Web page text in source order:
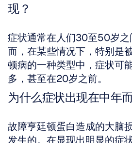
现？
症状通常在人们30至50岁之
而，在某些情况下，特别是
顿病的一种类型中，症状可
多，甚至在20岁之前。
为什么症状出现在中年
故障亨廷顿蛋白造成的大脑
发生的。在显现出明显的症